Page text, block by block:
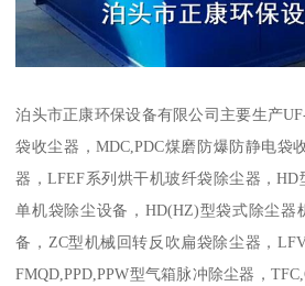
泊头市正康环保设备有限公司主要生产
袋收尘器，MDC,PDC煤磨防爆防静电袋
器，LFEF系列烘干机玻纤袋除尘器，
单机袋除尘设备，HD(HZ)型袋式除尘器
备，ZC型机械回转反吹扁袋除尘器，
FMQD,PPD,PPW型气箱脉冲除尘器，